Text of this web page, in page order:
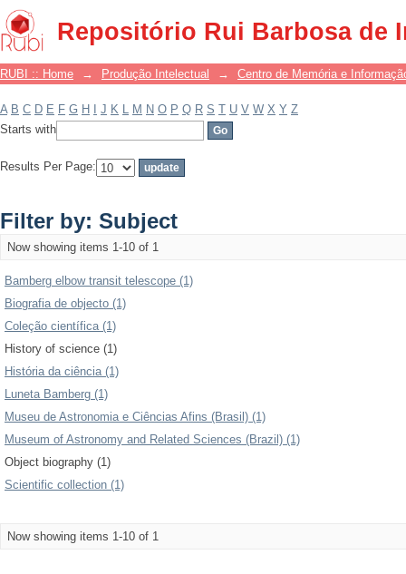
Repositório Rui Barbosa de
Filter by: Subject
RUBI :: Home → Produção Intelectual → Centro de Memória e
A B C D E F G H J K L M N O P Q R S T U V W X Y Z
Starts with
Results Per Page:
Filter by: Subject
Now showing items 1-10 of 1
Bamberg elbow transit telescope (1)
Biografia de objecto (1)
Coleção científica (1)
History of science (1)
História da ciência (1)
Luneta Bamberg (1)
Museu de Astronomia e Ciências Afins (Brasil) (1)
Museum of Astronomy and Related Sciences (Brazil) (1)
Object biography (1)
Scientific collection (1)
Now showing items 1-10 of 1